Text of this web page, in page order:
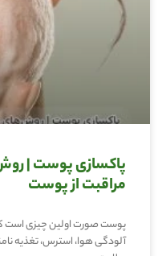
پاکسازی پوست |
مراقبت از پوست
پوست صورت اولین چیزی است
آلودگی هوا، استرس، تغذیه